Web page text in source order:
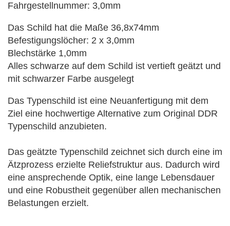
Fahrgestellnummer: 3,0mm
Das Schild hat die Maße 36,8x74mm
Befestigungslöcher: 2 x 3,0mm
Blechstärke 1,0mm
Alles schwarze auf dem Schild ist vertieft geätzt und
mit schwarzer Farbe ausgelegt
Das Typenschild ist eine Neuanfertigung mit dem
Ziel eine hochwertige Alternative zum Original DDR
Typenschild anzubieten.
Das geätzte Typenschild zeichnet sich durch eine im
Ätzprozess erzielte Reliefstruktur aus. Dadurch wird
eine ansprechende Optik, eine lange Lebensdauer
und eine Robustheit gegenüber allen mechanischen
Belastungen erzielt.